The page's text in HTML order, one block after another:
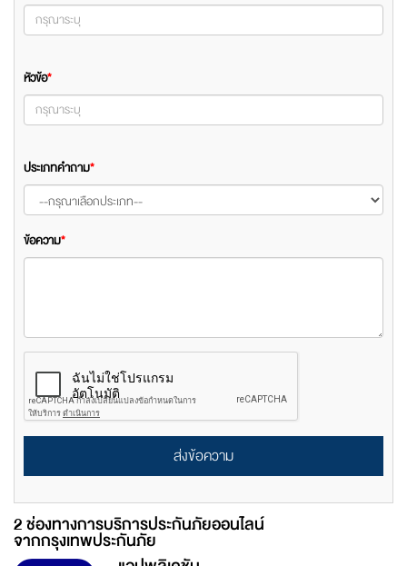
หัวข้อ*
ประเภทคำถาม*
ข้อความ*
ส่งข้อความ
2 ช่องทางการบริการประกันภัยออนไลน์
จากกรุงเทพประกันภัย